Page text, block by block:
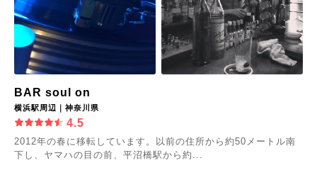
BAR soul on
横浜駅周辺｜神奈川県
4.5
2012年の春に移転しています。以前の住所から約50メートル南
下し、ヤマハの目の前、平沼橋駅から約...